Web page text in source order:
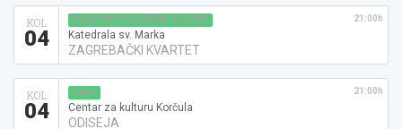
KOL
04
KONCERT KLASIČNE GLAZBE
Katedrala sv. Marka
ZAGREBAČKI KVARTET
21:00h
KOL
04
KINO
Centar za kulturu Korčula
ODISEJA
21:00h